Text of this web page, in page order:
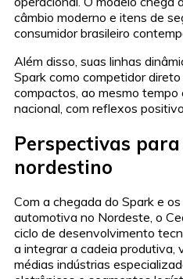
câmbio moderno e itens de
consumidor brasileiro
Além disso, suas linhas
Spark como competidor
compactos, ao mesmo tempo
nacional, com reflexos
Perspectivas
nordestino
Com a chegada do Spark e
automotiva no Nordeste, o
ciclo de desenvolvimento
a integrar a cadeia produtiva,
médias indústrias